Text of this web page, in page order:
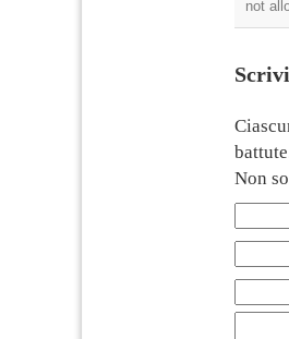
not
Non